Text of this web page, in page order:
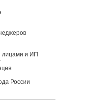
лицами и ИП
России